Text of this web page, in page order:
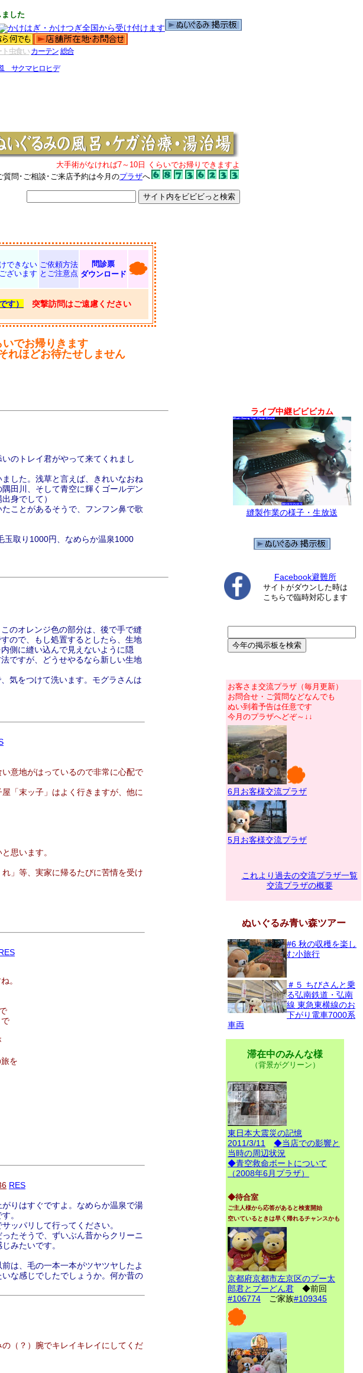
ました
ト虫食い カーテン 総合
サクマヒロヒデ
大手術がなければ7～10日 くらいでお帰りできますよ
質問･ご相談･ご来店予約は今月のプラザへ
できない
ざいます
ご依頼方法
とご注意点
問診票
ダウンロード
す） 突撃訪問はご遠慮ください
でお帰りきます
れほどお待たせしません
のトレイ君がやって来てくれまし
した。浅草と言えば、きれいなおね
田川、そして青空に輝くゴールデン
身でして）
ことがあるそうで、フンフン鼻で歌
取り1000円、なめらか温泉1000
のオレンジ色の部分は、後で手で縫
ので、もし処置するとしたら、生地
側に縫い込んで見えないように隠
ですが、どうせやるなら新しい生地
気をつけて洗います。モグラさんは
意地がはっているので非常に心配で
「末ッ子」はよく行きますが、他に
思います。
」等、実家に帰るたびに苦情を受け
。
を
RES
りはすぐですよ。なめらか温泉で湯
。
ッパリして行ってください。
たそうで、ずいぶん昔からクリーニ
みたいです。
は、毛の一本一本がツヤツヤしたよ
な感じでしたでしょうか。何か昔の
（？）腕でキレイキレイにしてくだ
ライブ中継ビビビカム
縫製作業の様子・生放送
Facebook避難所
サイトがダウンした時は
こちらで臨時対応します
お客さま交流プラザ（毎月更新）
お問合せ・ご質問などなんでも
ぬい到着予告は任意です
今月のプラザへどぞ～↓↓
6月お客様交流プラザ
5月お客様交流プラザ
これより過去の交流プラザ一覧
交流プラザの概要
ぬいぐるみ青い森ツアー
#6 秋の収穫を楽し
む小旅行
＃５ ちびさんと乗
る弘南鉄道・弘南
線 東急東横線のお
下がり電車7000系
車両
滞在中のみんな様
（背景がグリーン）
東日本大震災の記憶
2011/3/11
◆当店での影響と
当時の周辺状況
◆青空救命ボートについて
（2008年6月プラザ）
◆待合室
ご主人様から応答があると検査開始
空いているときは早く帰れるチャンスかも
京都府京都市左京区のプー太
郎君とプーどん君 ◆前回
#106774 ご家族#109345